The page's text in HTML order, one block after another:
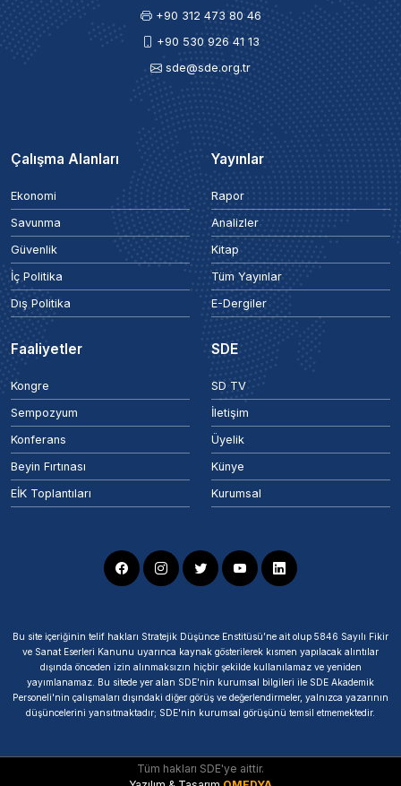
+90 312 473 80 46
+90 530 926 41 13
sde@sde.org.tr
Çalışma Alanları
Ekonomi
Savunma
Güvenlik
İç Politika
Dış Politika
Yayınlar
Rapor
Analizler
Kitap
Tüm Yayınlar
E-Dergiler
Faaliyetler
Kongre
Sempozyum
Konferans
Beyin Fırtınası
EİK Toplantıları
SDE
SD TV
İletişim
Üyelik
Künye
Kurumsal
Bu site içeriğinin telif hakları Stratejik Düşünce Enstitüsü’ne ait olup 5846 Sayılı Fikir
ve Sanat Eserleri Kanunu uyarınca kaynak gösterilerek kısmen yapılacak alıntılar
dışında önceden izin alınmaksızın hiçbir şekilde kullanılamaz ve yeniden
yayımlanamaz. Bu sitede yer alan SDE'nin kurumsal bilgileri ile SDE Akademik
Personeli'nin çalışmaları dışındaki diğer görüş ve değerlendirmeler, yalnızca yazarının
düşüncelerini yansıtmaktadır; SDE'nin kurumsal görüşünü temsil etmemektedir.
Tüm hakları SDE'ye aittir.